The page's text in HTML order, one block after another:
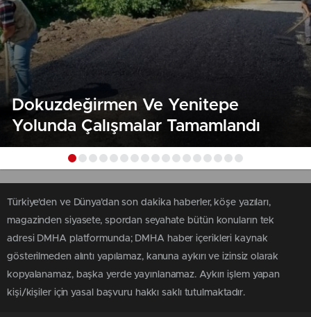
Dokuzdeğirmen Ve Yenitepe
Yolunda Çalışmalar Tamamlandı
Türkiye'den ve Dünya’dan son dakika haberler, köşe yazıları,
magazinden siyasete, spordan seyahate bütün konuların tek
adresi DMHA platformunda; DMHA haber içerikleri kaynak
gösterilmeden alıntı yapılamaz, kanuna aykırı ve izinsiz olarak
kopyalanamaz, başka yerde yayınlanamaz. Aykırı işlem yapan
kişi/kişiler için yasal başvuru hakkı saklı tutulmaktadır.